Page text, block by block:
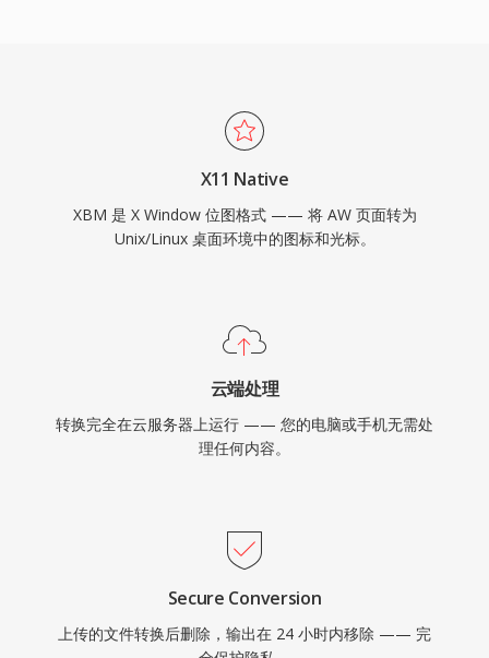
X11 Native
XBM 是 X Window 位图格式 —— 将 AW 页面转为
Unix/Linux 桌面环境中的图标和光标。
云端处理
转换完全在云服务器上运行 —— 您的电脑或手机无需处
理任何内容。
Secure Conversion
上传的文件转换后删除，输出在 24 小时内移除 —— 完